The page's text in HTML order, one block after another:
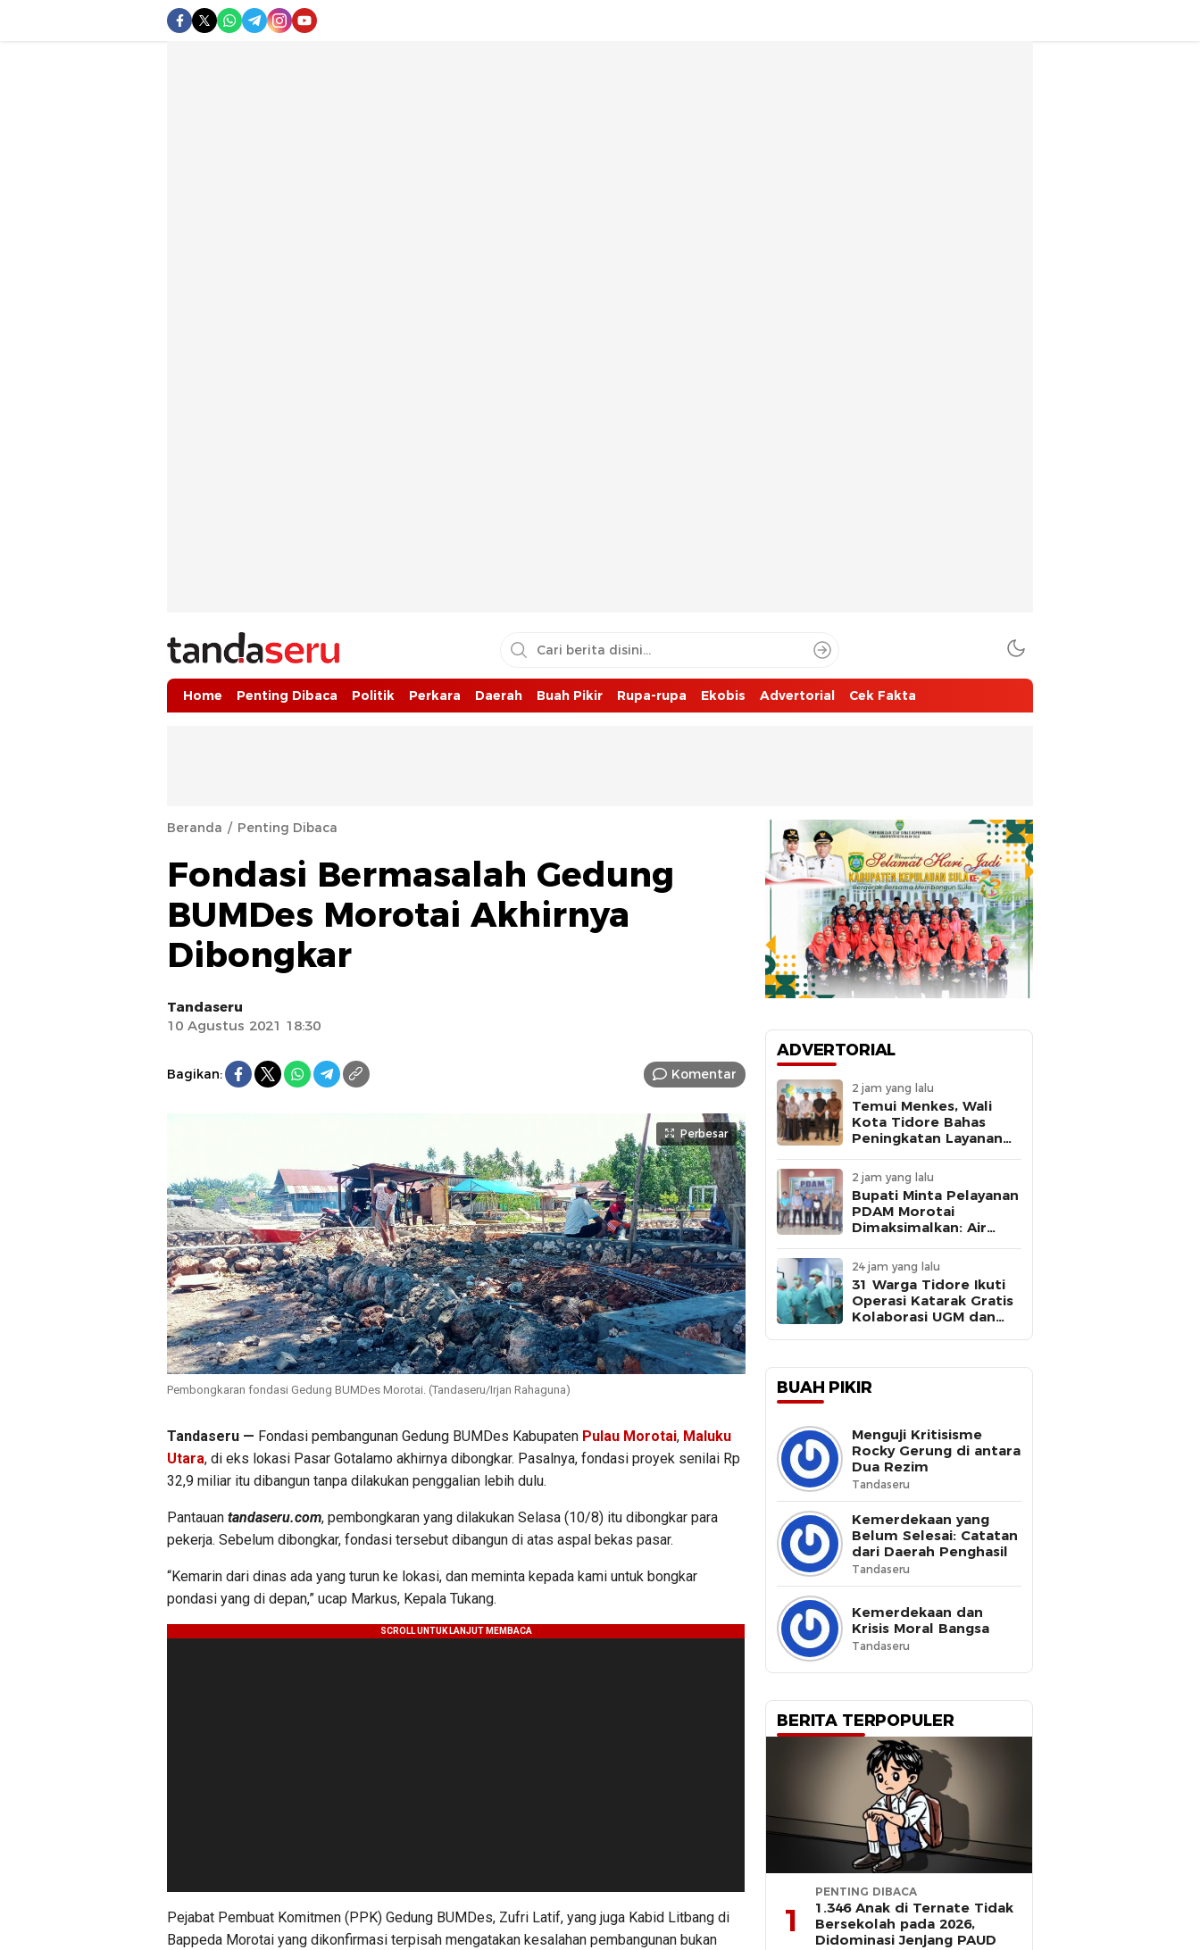
tandaseru.com | Penting Dibaca
tandaseru.com
Home Penting Dibaca Politik Perkara Daerah Buah Pikir Rupa-rupa Ekobis Advertorial Cek Fakta
Beranda Penting Dibaca
Fondasi Bermasalah Gedung
BUMDes Morotai Akhirnya
Dibongkar
Tandaseru
10 Agustus 2021 18:30
Bagikan: Komentar
Perbesar
Pembongkaran fondasi Gedung BUMDes Morotai. (Tandaseru/Irjan Rahaguna)
Tandaseru — Fondasi pembangunan Gedung BUMDes Kabupaten Pulau Morotai, Maluku
Utara, di eks lokasi Pasar Gotalamo akhirnya dibongkar. Pasalnya, fondasi proyek senilai Rp
32,9 miliar itu dibangun tanpa dilakukan penggalian lebih dulu.
Pantauan tandaseru.com, pembongkaran yang dilakukan Selasa (10/8) itu dibongkar para
pekerja. Sebelum dibongkar, fondasi tersebut dibangun di atas aspal bekas pasar.
“Kemarin dari dinas ada yang turun ke lokasi, dan meminta kepada kami untuk bongkar
pondasi yang di depan,” ucap Markus, Kepala Tukang.
Pejabat Pembuat Komitmen (PPK) Gedung BUMDes, Zufri Latif, yang juga Kabid Litbang di
Bappeda Morotai yang dikonfirmasi terpisah mengatakan kesalahan pembangunan bukan
ADVERTORIAL
2 jam yang lalu
Temui Menkes, Wali
Kota Tidore Bahas
Peningkatan Layanan
2 jam yang lalu
Bupati Minta Pelayanan
PDAM Morotai
Dimaksimalkan: Air
Dasar
24 jam yang lalu
31 Warga Tidore Ikuti
Operasi Katarak Gratis
Kolaborasi UGM dan
BUAH PIKIR
Menguji Kritisisme
Rocky Gerung di antara
Dua Rezim
Tandaseru
Kemerdekaan yang
Belum Selesai: Catatan
dari Daerah Penghasil
Tandaseru
Kemerdekaan dan
Krisis Moral Bangsa
Tandaseru
BERITA TERPOPULER
1
PENTING DIBACA
1.346 Anak di Ternate Tidak
Bersekolah pada 2026,
Didominasi Jenjang PAUD